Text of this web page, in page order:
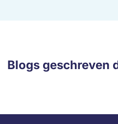
Blogs geschreven